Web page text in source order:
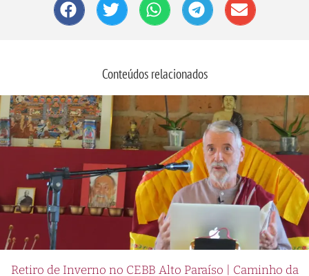
Conteúdos relacionados
Retiro de Inverno no CEBB Alto Paraíso | Caminho da